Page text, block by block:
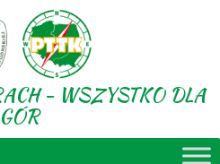
- WSZYSTKO DLA
GÓR